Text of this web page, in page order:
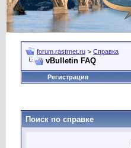
forum.rastrnet.ru > Справка
vBulletin FAQ
Регистрация
Поиск по справке